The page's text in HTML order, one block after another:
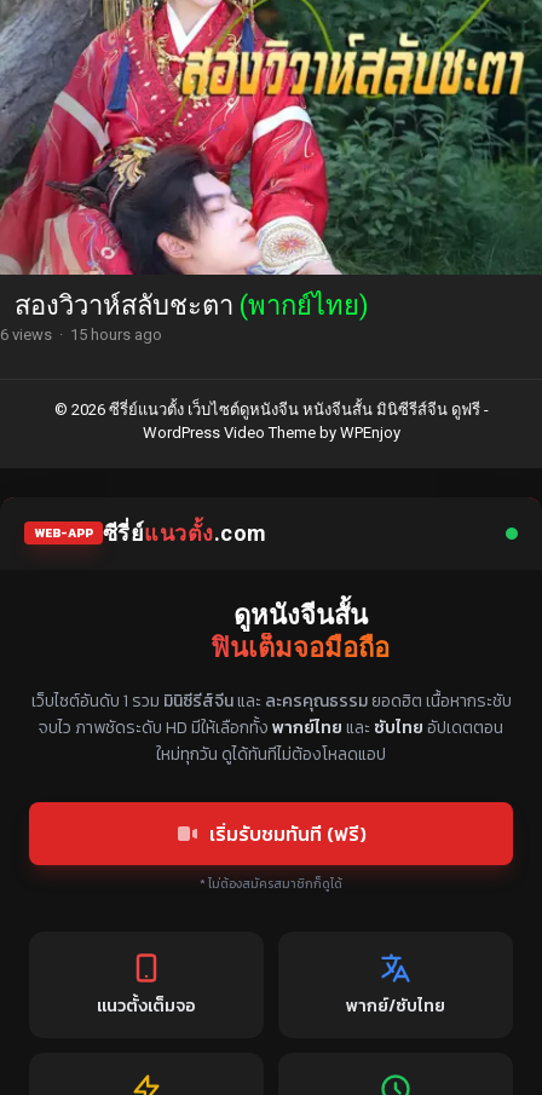
สองวิวาห์สลับชะตา (พากย์ไทย)
6 views · 15 hours ago
© 2026 ซีรี่ย์แนวตั้ง เว็บไซต์ดูหนังจีน หนังจีนสั้น มินิซีรีส์จีน ดูฟรี -
WordPress Video Themeby WPEnjoy
WEB-APP ซีรี่ย์แนวตั้ง.com
ดูหนังจีนสั้น
ฟินเต็มจอมือถือ
เว็บไซต์อันดับ 1 รวม มินิซีรีส์จีนและ ละครคุณธรรมยอดฮิต เนื้อหากระชับ
จบไว ภาพชัดระดับ HD มีให้เลือกทั้งพากย์ไทยและ ซับไทยอัปเดตตอน
ใหม่ทุกวัน ดูได้ทันทีไม่ต้องโหลดแอป
เริ่มรับชมทันที (ฟรี)
* ไม่ต้องสมัครสมาชิกก็ดูได้
แนวตั้งเต็มจอ พากย์/ซับไทย